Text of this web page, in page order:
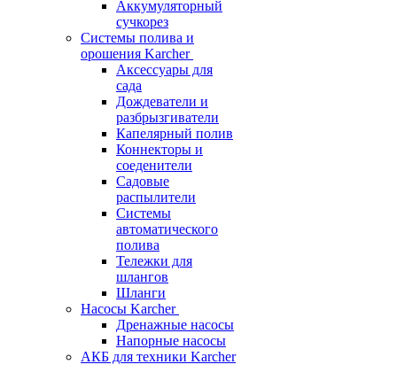
Аккумуляторный
сучкорез
Системы полива и
орошения Karcher
Аксессуары для
сада
Дождеватели и
разбрызгиватели
Капелярный полив
Коннекторы и
соеденители
Садовые
распылители
Системы
автоматического
полива
Тележки для
шлангов
Шланги
Насосы Karcher
Дренажные насосы
Напорные насосы
АКБ для техники Karcher